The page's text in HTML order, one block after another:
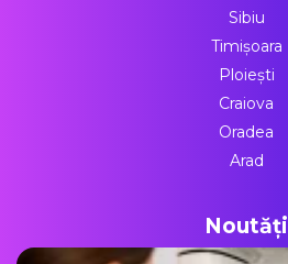
Sibiu
Timișoara
Ploiești
Craiova
Oradea
Arad
Noutăți